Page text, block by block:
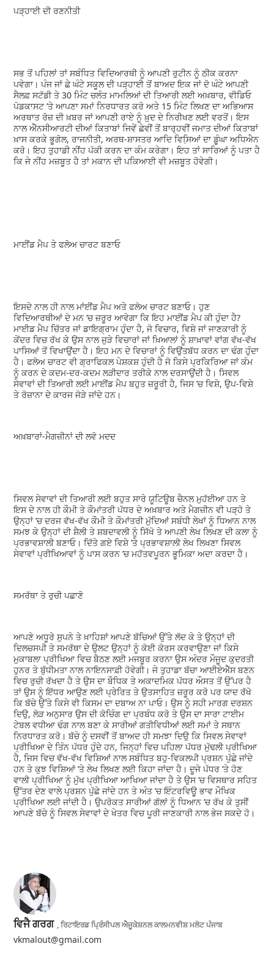
ਪੜ੍ਹਾਈ ਦੀ ਰਣਨੀਤੀ
ਸਭ ਤੋਂ ਪਹਿਲਾਂ ਤਾਂ ਸਬੰਧਿਤ ਵਿਦਿਆਰਥੀ ਨੂੰ ਆਪਣੀ ਰੁਟੀਨ ਨੂੰ ਠੀਕ ਕਰਨਾ
ਪਵੇਗਾ। ਪੰਜ ਜਾਂ ਛੇ ਘੰਟੇ ਸਕੂਲ ਦੀ ਪੜ੍ਹਾਈ ਤੋਂ ਬਾਅਦ ਇਕ ਜਾਂ ਦੋ ਘੰਟੇ ਆਪਣੀ
ਸੈਲਫ਼ ਸਟੱਡੀ ਤੇ 30 ਮਿੰਟ ਚਲੰਤ ਮਾਮਲਿਆਂ ਦੀ ਤਿਆਰੀ ਲਈ ਅਖ਼ਬਾਰ, ਵੀਡਿਓ
ਪੋਡਕਾਸਟ ’ਤੇ ਆਪਣਾ ਸਮਾਂ ਨਿਰਧਾਰਤ ਕਰੋ ਅਤੇ 15 ਮਿੰਟ ਲਿਖਣ ਦਾ ਅਭਿਆਸ
ਅਰਥਾਤ ਰੋਜ਼ ਦੀ ਖ਼ਬਰ ਜਾਂ ਆਪਣੀ ਰਾਏ ਨੂੰ ਖ਼ੁਦ ਦੇ ਨਿਰੀਖਣ ਲਈ ਵਰਤੋਂ। ਇਸ
ਨਾਲ ਐੱਨਸੀਆਰਟੀ ਦੀਆਂ ਕਿਤਾਬਾਂ ਜਿਵੇਂ ਛੇਵੀਂ ਤੋਂ ਬਾਰ੍ਹਵੀਂ ਜਮਾਤ ਦੀਆਂ ਕਿਤਾਬਾਂ
ਖ਼ਾਸ ਕਰਕੇ ਭੂਗੋਲ, ਰਾਜਨੀਤੀ, ਅਰਥ-ਸ਼ਾਸਤਰ ਆਦਿ ਵਿਸਿ਼ਆਂ ਦਾ ਡੂੰਘਾ ਅਧਿਐਨ
ਕਰੋ। ਇਹ ਤੁਹਾਡੀ ਨੀਂਹ ਪੱਕੀ ਕਰਨ ਦਾ ਕੰਮ ਕਰੇਗਾ। ਇਹ ਤਾਂ ਸਾਰਿਆਂ ਨੂੰ ਪਤਾ ਹੈ
ਕਿ ਜੇ ਨੀਂਹ ਮਜ਼ਬੂਤ ਹੈ ਤਾਂ ਮਕਾਨ ਦੀ ਪਕਿਆਈ ਵੀ ਮਜ਼ਬੂਤ ਹੋਵੇਗੀ।
ਮਾਈਂਡ ਮੈਪ ਤੇ ਫਲੋਅ ਚਾਰਟ ਬਣਾਓ
ਇਸਦੇ ਨਾਲ ਹੀ ਨਾਲ ਮਾਂਈਂਡ ਮੈਪ ਅਤੇ ਫਲੋਅ ਚਾਰਟ ਬਣਾਓ। ਹੁਣ
ਵਿਦਿਆਰਥੀਆਂ ਦੇ ਮਨ ’ਚ ਜ਼ਰੂਰ ਆਵੇਗਾ ਕਿ ਇਹ ਮਾਈਂਡ ਮੈਪ ਕੀ ਹੁੰਦਾ ਹੈ?
ਮਾਈਡ ਮੈਪ ਚਿੱਤਰ ਜਾਂ ਡਾਇਗ੍ਰਾਮ ਹੁੰਦਾ ਹੈ, ਜੋ ਵਿਚਾਰ, ਵਿਸ਼ੇ ਜਾਂ ਜਾਣਕਾਰੀ ਨੂੰ
ਕੇਂਦਰ ਵਿਚ ਰੱਖ ਕੇ ਉਸ ਨਾਲ ਜੁੜੇ ਵਿਚਾਰਾਂ ਜਾਂ ਖ਼ਿਆਲਾਂ ਨੂੰ ਸ਼ਾਖ਼ਾਵਾਂ ਵਾਂਗ ਵੱਖ-ਵੱਖ
ਪਾਸਿਆਂ ਤੋਂ ਵਿਖਾਉਂਦਾ ਹੈ। ਇਹ ਮਨ ਦੇ ਵਿਚਾਰਾਂ ਨੂੰ ਵਿਉਂਤਬੱਧ ਕਰਨ ਦਾ ਢੰਗ ਹੁੰਦਾ
ਹੈ। ਫਲੋਅ ਚਾਰਟ ਵੀ ਗ੍ਰਾਫਿਕਲ ਪੇਸ਼ਕਸ਼ ਹੁੰਦੀ ਹੈ ਜੋ ਕਿਸੇ ਪ੍ਰਕਿਰਿਆ ਜਾਂ ਕੰਮ
ਨੂੰ ਕਰਨ ਦੇ ਕਦਮ-ਦਰ-ਕਦਮ ਲੜੀਦਾਰ ਤਰੀਕੇ ਨਾਲ ਦਰਸਾਉਂਦੀ ਹੈ। ਸਿਵਲ
ਸੇਵਾਵਾਂ ਦੀ ਤਿਆਰੀ ਲਈ ਮਾਈਂਡ ਮੈਪ ਬਹੁਤ ਜ਼ਰੂਰੀ ਹੈ, ਜਿਸ ’ਚ ਵਿਸ਼ੇ, ਉਪ-ਵਿਸ਼ੇ
ਤੇ ਰੋਜ਼ਾਨਾ ਦੇ ਕਾਰਜ ਜੋੜੇ ਜਾਂਦੇ ਹਨ।
ਅਖ਼ਬਾਰਾਂ-ਮੈਗਜ਼ੀਨਾਂ ਦੀ ਲਵੋ ਮਦਦ
ਸਿਵਲ ਸੇਵਾਵਾਂ ਦੀ ਤਿਆਰੀ ਲਈ ਬਹੁਤ ਸਾਰੇ ਯੂਟਿਊਬ ਚੈਨਲ ਮੁਹੱਈਆ ਹਨ ਤੇ
ਇਸ ਦੇ ਨਾਲ ਹੀ ਕੌਮੀ ਤੇ ਕੌਮਾਂਤਰੀ ਪੱਧਰ ਦੇ ਅਖ਼ਬਾਰ ਅਤੇ ਮੈਗਜ਼ੀਨ ਵੀ ਪੜ੍ਹੋ ਤੇ
ਉਨ੍ਹਾਂ ’ਚ ਦਰਜ ਵੱਖ-ਵੱਖ ਕੌਮੀ ਤੇ ਕੌਮਾਂਤਰੀ ਮੁੱਦਿਆਂ ਸਬੰਧੀ ਲੇਖਾਂ ਨੂੰ ਧਿਆਨ ਨਾਲ
ਸਮਝ ਕੇ ਉਨ੍ਹਾਂ ਦੀ ਸ਼ੈਲੀ ਤੇ ਸ਼ਬਦਾਵਲੀ ਨੂੰ ਸਿੱਖੋ ਤੇ ਆਪਣੀ ਲੇਖ ਲਿਖਣ ਦੀ ਕਲਾ ਨੂੰ
ਪ੍ਰਭਾਵਸ਼ਾਲੀ ਬਣਾਓ। ਦਿੱਤੇ ਗਏ ਵਿਸ਼ੇ ’ਤੇ ਪ੍ਰਭਾਵਸ਼ਾਲੀ ਲੇਖ ਲਿਖਣਾ ਸਿਵਲ
ਸੇਵਾਵਾਂ ਪ੍ਰੀਖਿਆਵਾਂ ਨੂੰ ਪਾਸ ਕਰਨ ’ਚ ਮਹੱਤਵਪੂਰਨ ਭੂਮਿਕਾ ਅਦਾ ਕਰਦਾ ਹੈ।
ਸਮਰੱਥਾ ਤੇ ਰੁਚੀ ਪਛਾਣੋ
ਆਪਣੇ ਅਧੂਰੇ ਸੁਪਨੇ ਤੇ ਖ਼ਾਹਿਸ਼ਾਂ ਆਪਣੇ ਬੱਚਿਆਂ ਉੱਤੇ ਲੱਦ ਕੇ ਤੇ ਉਨ੍ਹਾਂ ਦੀ
ਦਿਲਚਸਪੀ ਤੇ ਸਮਰੱਥਾ ਦੇ ਉਲਟ ਉਨ੍ਹਾਂ ਨੂੰ ਕੋਈ ਕੋਰਸ ਕਰਵਾਉਣਾ ਜਾਂ ਕਿਸੇ
ਮੁਕਾਬਲਾ ਪ੍ਰੀਖਿਆ ਵਿਚ ਬੈਠਣ ਲਈ ਮਜਬੂਰ ਕਰਨਾ ਉਸ ਅੰਦਰ ਮੌਜੂਦ ਕੁਦਰਤੀ
ਹੁਨਰ ਤੇ ਬੁੱਧੀਮਤਾ ਨਾਲ ਨਾਇਨਸਾਫ਼ੀ ਹੋਵੇਗੀ। ਜੇ ਤੁਹਾਡਾ ਬੱਚਾ ਆਈਏਐੱਸ ਬਣਨ
ਵਿਚ ਰੁਚੀ ਰੱਖਦਾ ਹੈ ਤੇ ਉਸ ਦਾ ਬੌਧਿਕ ਤੇ ਅਕਾਦਮਿਕ ਪੱਧਰ ਔਸਤ ਤੋਂ ਉੱਪਰ ਹੈ
ਤਾਂ ਉਸ ਨੂੰ ਇੱਧਰ ਆਉਣ ਲਈ ਪ੍ਰੇਰਿਤ ਤੇ ਉਤਸਾ਼ਹਿਤ ਜ਼ਰੂਰ ਕਰੋ ਪਰ ਯਾਦ ਰੱਖੋ
ਕਿ ਬੱਚੇ ਉੱਤੇ ਕਿਸੇ ਵੀ ਕਿਸਮ ਦਾ ਦਬਾਅ ਨਾ ਪਾਓ। ਉਸ ਨੂੰ ਸਹੀ ਮਾਰਗ ਦਰਸ਼ਨ
ਦਿਉ, ਲੋੜ ਅਨੁਸਾਰ ਉਸ ਦੀ ਕੋਚਿੰਗ ਦਾ ਪ੍ਰਬੰਧ ਕਰੋ ਤੇ ਉਸ ਦਾ ਸਾਰਾ ਟਾਈਮ
ਟੇਬਲ ਵਧੀਆ ਢੰਗ ਨਾਲ ਬਣਾ ਕੇ ਸਾਰੀਆਂ ਗਤੀਵਿਧੀਆਂ ਲਈ ਸਮਾਂ ਤੇ ਸਥਾਨ
ਨਿਰਧਾਰਤ ਕਰੋ। ਬੱਚੇ ਨੂੰ ਦਸਵੀਂ ਤੋਂ ਬਾਅਦ ਹੀ ਸਮਝਾ ਦਿਉ ਕਿ ਸਿਵਲ ਸੇਵਾਵਾਂ
ਪ੍ਰੀਖਿਆ ਦੇ ਤਿੰਨ ਪੱਧਰ ਹੁੰਦੇ ਹਨ, ਜਿਨ੍ਹਾਂ ਵਿਚ ਪਹਿਲਾ ਪੱਧਰ ਮੁੱਢਲੀ ਪ੍ਰੀਖਿਆ
ਹੈ, ਜਿਸ ਵਿਚ ਵੱਖ-ਵੱਖ ਵਿਸ਼ਿਆਂ ਨਾਲ ਸਬੰਧਿਤ ਬਹੁ-ਵਿਕਲਪੀ ਪ੍ਰਸ਼ਨ ਪੁੱਛੇ ਜਾਂਦੇ
ਹਨ ਤੇ ਕੁਝ ਵਿਸ਼ਿਆਂ ’ਤੇ ਲੇਖ ਲਿਖਣ ਲਈ ਕਿਹਾ ਜਾਂਦਾ ਹੈ। ਦੂਜੇ ਪੱਧਰ ’ਤੇ ਹੋਣ
ਵਾਲੀ ਪ੍ਰੀਖਿਆ ਨੂੰ ਮੁੱਖ ਪ੍ਰੀਖਿਆ ਆਖਿਆ ਜਾਂਦਾ ਹੈ ਤੇ ਉਸ ’ਚ ਵਿਸਥਾਰ ਸਹਿਤ
ਉੱਤਰ ਦੇਣ ਵਾਲੇ ਪ੍ਰਸ਼ਨ ਪੁੱਛੇ ਜਾਂਦੇ ਹਨ ਤੇ ਅੰਤ ’ਚ ਇੰਟਰਵਿਊ ਭਾਵ ਮੌਖਿਕ
ਪ੍ਰੀਖਿਆ ਲਈ ਜਾਂਦੀ ਹੈ। ਉਪਰੋਕਤ ਸਾਰੀਆਂ ਗੱਲਾਂ ਨੂੰ ਧਿਆਨ ’ਚ ਰੱਖ ਕੇ ਤੁਸੀਂ
ਆਪਣੇ ਬੱਚੇ ਨੂੰ ਸਿਵਲ ਸੇਵਾਵਾਂ ਦੇ ਖੇਤਰ ਵਿਚ ਪੂਰੀ ਜਾਣਕਾਰੀ ਨਾਲ ਭੇਜ ਸਕਦੇ ਹੋ।
ਵਿਜੈ ਗਰਗ , ਰਿਟਾਇਰਡ ਪ੍ਰਿੰਸੀਪਲ ਐਜੂਕੇਸ਼ਨਲ ਕਾਲਮਨਵੀਸ਼ ਮਲੋਟ ਪੰਜਾਬ
vkmalout@gmail.com